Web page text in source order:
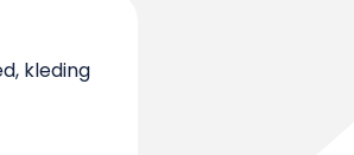
kleding